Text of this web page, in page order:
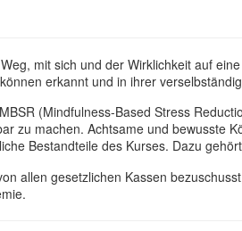
mit sich und der Wirklichkeit auf
erkannt und in ihrer
(Mindfulness-Based Stress
zu machen. Achtsame und bewusste
Bestandteile des Kurses. Dazu
allen gesetzlichen Kassen